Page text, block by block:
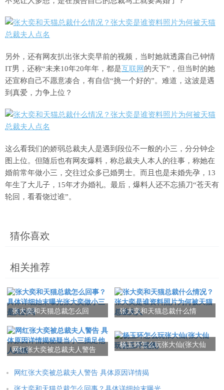
另外，还有网友扒出张大奕早前的视频，当时她就透露自己钟情
IT男，还称“未来10年20年年，都是互联网的天下”，但当时的她
还宣称自己不愿意凑合，有自信“挑一个好的”。难道，这波是遇
到真爱，力争上位？
这么看我们的娇弱总裁夫人是遇到段位不一般的小三，分分钟企
图上位。但随后也有网友爆料，称总裁夫人本人的往事，称她在
婚前常年做小三，交往过众多已婚男士。而且也是未婚先孕，13
年生了大儿子，15年才办婚礼。最后，爆料人还不忘插刀“苍天有
轮回，看看饶过谁”。
猜你喜欢
相关推荐
张大奕和天猫总裁怎么回
奕做小三是真的吗
张大奕和天猫总裁什么情
何被天猫总裁夫人
网红张大奕被总裁夫人警告
插足他人婚姻
杨玉环怎么玩张大仙(张大仙
网红张大奕被总裁夫人警告 具体原因详情揭